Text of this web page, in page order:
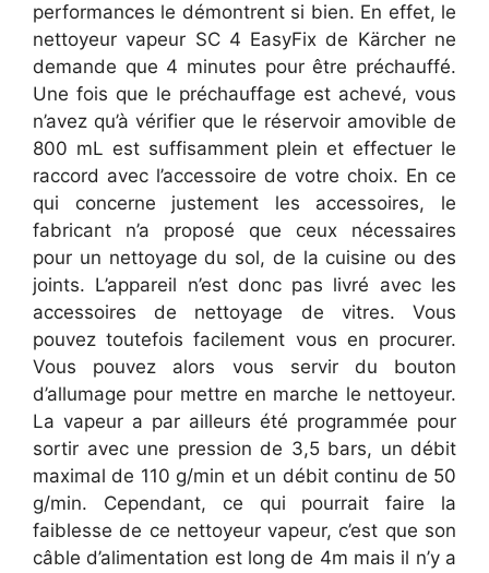
performances le démontrent si bien. En effet, le
nettoyeur vapeur SC 4 EasyFix de Kärcher ne
demande que 4 minutes pour être préchauffé.
Une fois que le préchauffage est achevé, vous
n’avez qu’à vérifier que le réservoir amovible de
800 mL est suffisamment plein et effectuer le
raccord avec l’accessoire de votre choix. En ce
qui concerne justement les accessoires, le
fabricant n’a proposé que ceux nécessaires
pour un nettoyage du sol, de la cuisine ou des
joints. L’appareil n’est donc pas livré avec les
accessoires de nettoyage de vitres. Vous
pouvez toutefois facilement vous en procurer.
Vous pouvez alors vous servir du bouton
d’allumage pour mettre en marche le nettoyeur.
La vapeur a par ailleurs été programmée pour
sortir avec une pression de 3,5 bars, un débit
maximal de 110 g/min et un débit continu de 50
g/min. Cependant, ce qui pourrait faire la
faiblesse de ce nettoyeur vapeur, c’est que son
câble d’alimentation est long de 4m mais il n’y a